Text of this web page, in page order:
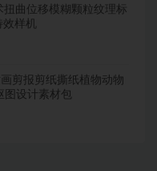
扭曲位移模糊颗粒纹理标
样机
剪报剪纸撕纸植物动物
图设计素材包